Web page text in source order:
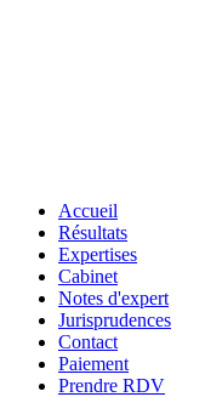
Accueil
Résultats
Expertises
Cabinet
Notes d'expert
Jurisprudences
Contact
Paiement
Prendre RDV